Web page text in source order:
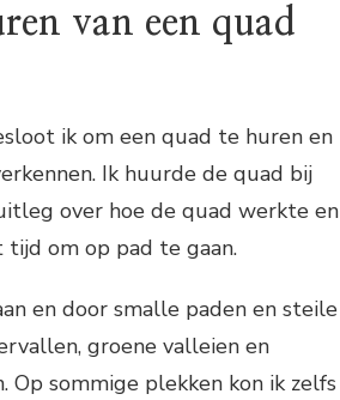
van een quad
ik om een quad te huren en
Ik huurde de quad bij
over hoe de quad werkte en
tijd om op pad te gaan.
en door smalle paden en steile
groene valleien en
Op sommige plekken kon ik zelfs